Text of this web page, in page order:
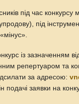
під час конкурсу
під
із зазначенням
репертуаром та
за адресою:
подачі заявки на